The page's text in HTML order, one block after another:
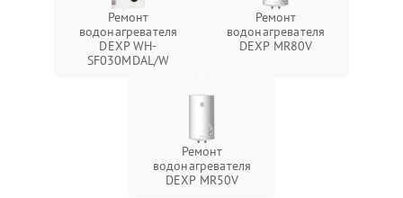
Ремонт
водонагревателя
DEXP WH-
SF030MDAL/W
Ремонт
водонагревателя
DEXP MR80V
Ремонт
водонагревателя
DEXP MR50V